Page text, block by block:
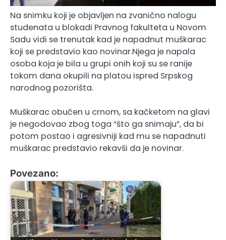
Na snimku koji je objavljen na zvanično nalogu
studenata u blokadi Pravnog fakulteta u Novom
Sadu vidi se trenutak kad je napadnut muškarac
koji se predstavio kao novinar.Njega je napala
osoba koja je bila u grupi onih koji su se ranije
tokom dana okupili na platou ispred Srpskog
narodnog pozorišta.
Muškarac obučen u crnom, sa kačketom na glavi
je negodovao zbog toga “što ga snimaju”, da bi
potom postao i agresivniji kad mu se napadnuti
muškarac predstavio rekavši da je novinar.
Povezano: